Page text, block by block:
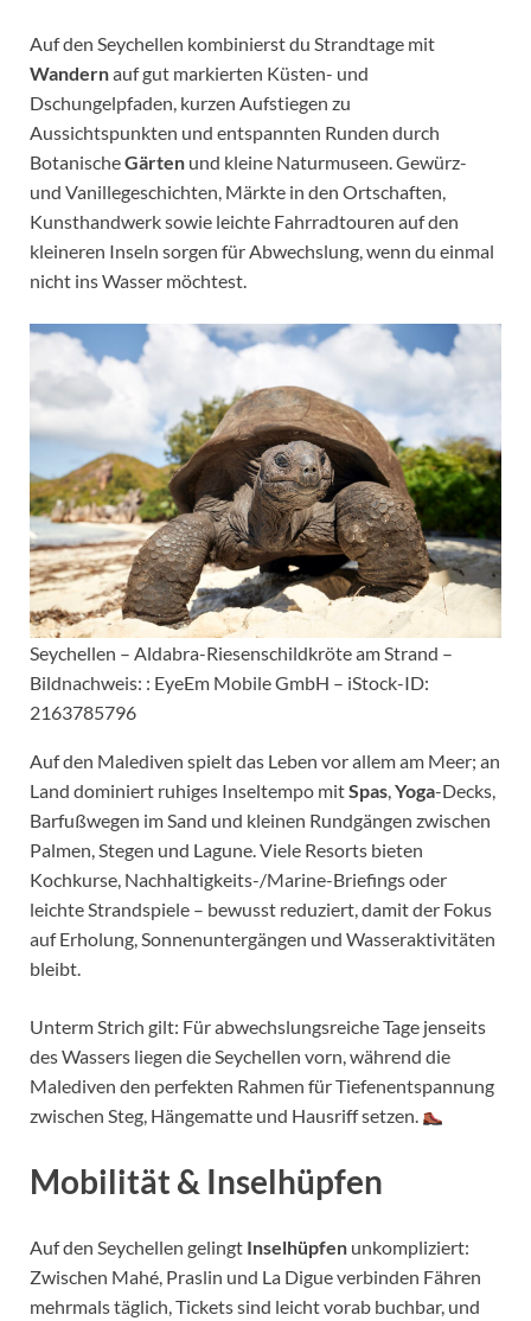
Auf den Seychellen kombinierst du Strandtage mit
Wandernauf gut markierten Küsten- und
Dschungelpfaden, kurzen Aufstiegen zu
Aussichtspunkten und entspannten Runden durch
BotanischeGärten und kleine Naturmuseen. Gewürz-
und Vanillegeschichten, Märkte in den Ortschaften,
Kunsthandwerk sowie leichte Fahrradtouren auf den
kleineren Inseln sorgen für Abwechslung, wenn du einmal
nicht ins Wasser möchtest.
Seychellen – Aldabra-Riesenschildkröte am Strand –
Bildnachweis: : EyeEm Mobile GmbH – iStock-ID:
2163785796
Auf den Malediven spielt das Leben vor allem am Meer; an
Land dominiert ruhiges Inseltempo mitSpas,Yoga-Decks,
Barfußwegen im Sand und kleinen Rundgängen zwischen
Palmen, Stegen und Lagune. Viele Resorts bieten
Kochkurse, Nachhaltigkeits-/Marine-Briefings oder
leichte Strandspiele – bewusst reduziert, damit der Fokus
auf Erholung, Sonnenuntergängen und Wasseraktivitäten
bleibt.
Unterm Strich gilt: Für abwechslungsreiche Tage jenseits
des Wassers liegen die Seychellen vorn, während die
Malediven den perfekten Rahmen für Tiefenentspannung
zwischen Steg, Hängematte und Hausriff setzen.
Mobilität & Inselhüpfen
Auf den Seychellen gelingt Inselhüpfen unkompliziert:
Zwischen Mahé, Praslin und La Digue verbinden Fähren
mehrmals täglich, Tickets sind leicht vorab buchbar, und